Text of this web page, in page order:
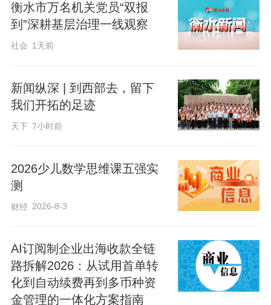
岁抗战老兵崔恭最大的心愿……今天的中
国，各行各业的蓬勃发展，人民生活的蒸
蒸日上，浓缩在一个个“如愿”里。
编辑：李玲玲
衡水市万名机关党员“双报
到”深耕基层治理一线观察
社会 1天前
新闻纵深 | 到西部去，留下
我们开拓的足迹
天下 7小时前
2026少儿数学思维课五强实
测
财经 2026-8-3
AI订阅制企业出海收款全链
路拆解2026：从试用首单转
化到自动续费再到多币种资
金管理的一体化方案指南